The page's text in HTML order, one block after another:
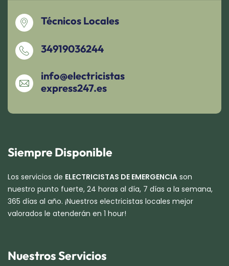
Técnicos Locales
34919036244
info@electricistas
express247.es
Siempre Disponible
Los servicios de ELECTRICISTAS DE EMERGENCIA son
nuestro punto fuerte, 24 horas al día, 7 días a la semana,
365 días al año. ¡Nuestros electricistas locales mejor
valorados le atenderán en 1 hour!
Nuestros Servicios